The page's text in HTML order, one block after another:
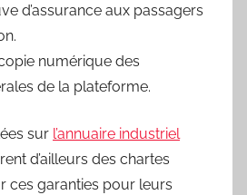
d’assurance aux passagers
numérique des
de la plateforme.
sur l’annuaire industriel
d’ailleurs des chartes
ces garanties pour leurs